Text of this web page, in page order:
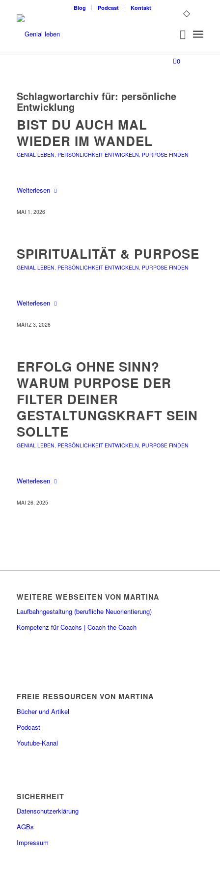
Blog Podcast Kontakt
0
Schlagwortarchiv für: persönliche
Entwicklung
BIST DU AUCH MAL
WIEDER IM WANDEL
GENIAL LEBEN, PERSÖNLICHKEIT ENTWICKELN, PURPOSE FINDEN
Weiterlesen
MAI 1, 2026
SPIRITUALITÄT & PURPOSE
GENIAL LEBEN, PERSÖNLICHKEIT ENTWICKELN, PURPOSE FINDEN
Weiterlesen
MÄRZ 3, 2026
ERFOLG OHNE SINN?
WARUM PURPOSE DER
FILTER DEINER
GESTALTUNGSKRAFT SEIN
SOLLTE
GENIAL LEBEN, PERSÖNLICHKEIT ENTWICKELN, PURPOSE FINDEN
Weiterlesen
MAI 26, 2025
WEITERE WEBSEITEN VON MARTINA
Laufbahngestaltung (berufliche Neuorientierung)
Kompetenz für Coachs | Coach the Coach
FREIE RESSOURCEN VON MARTINA
Bücher und Artikel
Podcast
Youtube-Kanal
SICHERHEIT
Datenschutzerklärung
AGBs
Impressum